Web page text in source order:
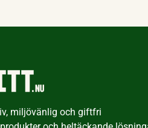
miljövänlig och giftfri